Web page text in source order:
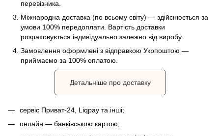
перевізника.
Міжнародна доставка (по всьому світу) — здійснюється за
умови 100% передоплати. Вартість доставки
розраховується індивідуально залежно від виробу.
Замовлення оформлені з відправкою Укрпоштою —
приймаємо за 100% оплатою.
Детальніше про доставку
сервіс Приват-24, Liqpay та інші;
онлайн — банківською картою;